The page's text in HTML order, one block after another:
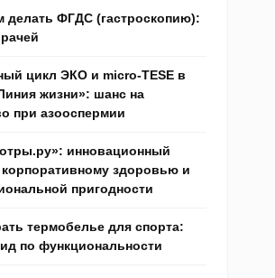
делать ФГДС (гастроскопию):
цикл ЭКО и micro-TESE в
жизни»: шанс на
при азооспермии
инновационный
корпоративному здоровью и
пригодности
термобелье для спорта:
по функциональности